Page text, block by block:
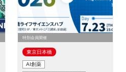
特別会員開催
東京日本橋​
AI創薬